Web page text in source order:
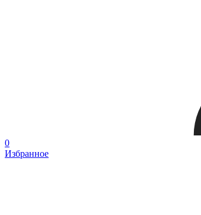
0
Избранное